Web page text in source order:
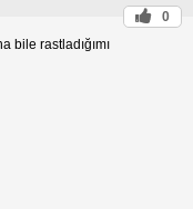
0
bile rastladığımı